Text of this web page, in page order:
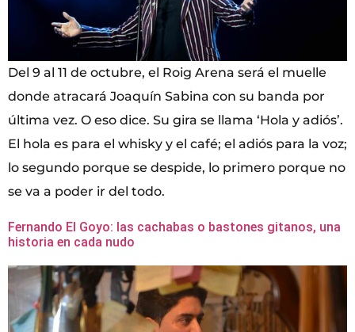
Del 9 al 11 de octubre, el Roig Arena será el muelle
donde atracará Joaquín Sabina con su banda por
última vez. O eso dice. Su gira se llama ‘Hola y adiós’.
El hola es para el whisky y el café; el adiós para la voz;
lo segundo porque se despide, lo primero porque no
se va a poder ir del todo.
Fernando El Goyo: las cachabas o bastones gitanos, una
historia en cada nudo